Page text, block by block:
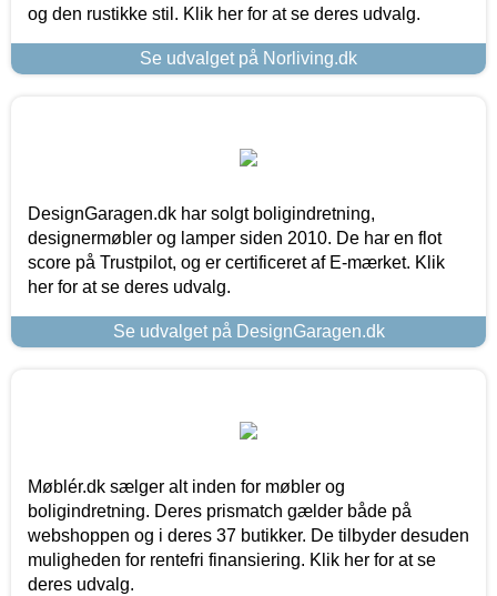
og den rustikke stil. Klik her for at se deres udvalg.
Se udvalget på Norliving.dk
DesignGaragen.dk har solgt boligindretning,
designermøbler og lamper siden 2010. De har en flot
score på Trustpilot, og er certificeret af E-mærket. Klik
her for at se deres udvalg.
Se udvalget på DesignGaragen.dk
Møblér.dk sælger alt inden for møbler og
boligindretning. Deres prismatch gælder både på
webshoppen og i deres 37 butikker. De tilbyder desuden
muligheden for rentefri finansiering. Klik her for at se
deres udvalg.